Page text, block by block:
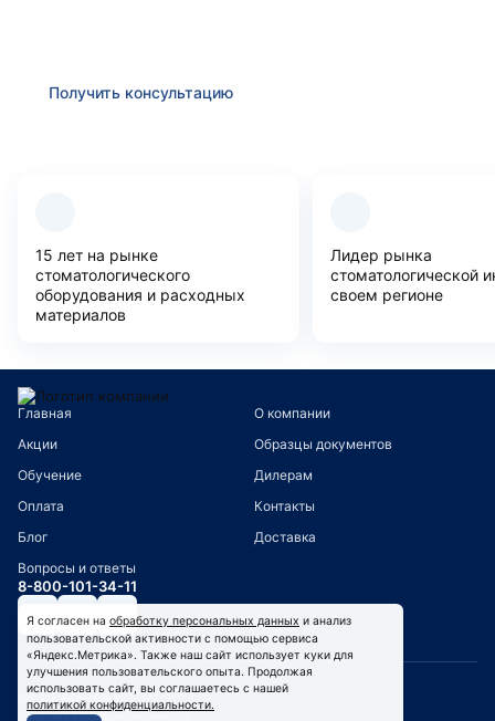
Получить консультацию
15 лет на рынке
стоматологического
оборудования и расходных
материалов
Лидер рынка
стоматологической
своем регионе
Главная
О компании
Акции
Образцы документов
Обучение
Дилерам
Оплата
Контакты
Блог
Доставка
Вопросы и ответы
8-800-101-34-11
© 2026 ВелесМед
Политика конфиденциальности
Я согласен на обработку персональных данных и анализ
пользовательской активности с помощью сервиса
«Яндекс.Метрика». Также наш сайт использует куки для
улучшения пользовательского опыта. Продолжая
использовать сайт, вы соглашаетесь с нашей
политикой конфиденциальности.